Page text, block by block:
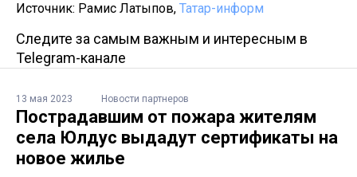
Источник: Рамис Латыпов, Татар-информ
Следите за самым важным и интересным в
Telegram-канале
13 мая 2023 Новости партнеров
Пострадавшим от пожара жителям
села Юлдус выдадут сертификаты на
новое жилье